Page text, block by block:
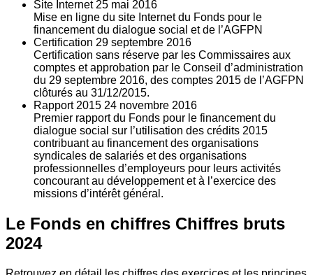
Site Internet 25 mai 2016
Mise en ligne du site Internet du Fonds pour le
financement du dialogue social et de l’AGFPN
Certification 29 septembre 2016
Certification sans réserve par les Commissaires aux
comptes et approbation par le Conseil d’administration
du 29 septembre 2016, des comptes 2015 de l’AGFPN
clôturés au 31/12/2015.
Rapport 2015 24 novembre 2016
Premier rapport du Fonds pour le financement du
dialogue social sur l’utilisation des crédits 2015
contribuant au financement des organisations
syndicales de salariés et des organisations
professionnelles d’employeurs pour leurs activités
concourant au développement et à l’exercice des
missions d’intérêt général.
Le Fonds en chiffres Chiffres bruts
2024